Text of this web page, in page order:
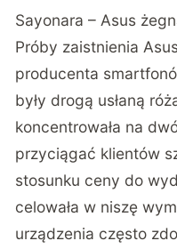
Sayonara – Asus
Próby zaistnienia
producenta
były drogą usłaną
koncentrowała na
przyciągać klientów
stosunku ceny do
celowała w niszę
urządzenia często